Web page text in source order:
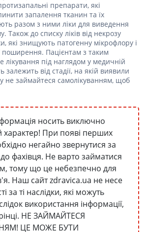
препарати, які
запалення тканин та їх
разом з ними ліки для виведення
Також до списку ліків від некрозу
які знищують патогенну мікрофлору і
поширення. Пацієнтам з таким
лікування під наглядом у медичній
залежить від стадії, на якій виявили
не займайтеся самолікуванням, щоб
носить виключно
характер! При появі перших
негайно звернутися за
фахівця. Не варто займатися
тому що це небезпечно для
Наш сайт zdravica.ua не несе
за ті наслідки, які можуть
використання інформації,
НЕ ЗАЙМАЙТЕСЯ
ЦЕ МОЖЕ БУТИ